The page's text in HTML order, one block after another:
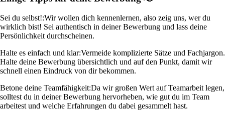
Sei du selbst!:Wir wollen dich kennenlernen, also zeig uns, wer du
wirklich bist! Sei authentisch in deiner Bewerbung und lass deine
Persönlichkeit durchscheinen.
Halte es einfach und klar:Vermeide komplizierte Sätze und Fachjargon.
Halte deine Bewerbung übersichtlich und auf den Punkt, damit wir
schnell einen Eindruck von dir bekommen.
Betone deine Teamfähigkeit:Da wir großen Wert auf Teamarbeit legen,
solltest du in deiner Bewerbung hervorheben, wie gut du im Team
arbeitest und welche Erfahrungen du dabei gesammelt hast.